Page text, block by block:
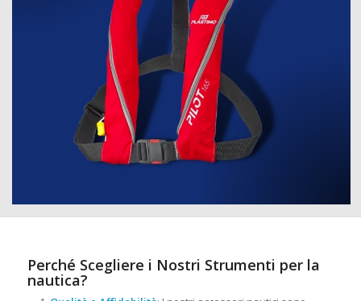
Perché Scegliere i Nostri Strumenti per la
nautica?